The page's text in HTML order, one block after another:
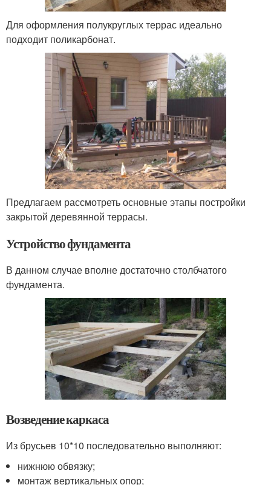
Для оформления полукруглых террас идеально
подходит поликарбонат.
Предлагаем рассмотреть основные этапы постройки
закрытой деревянной террасы.
Устройство фундамента
В данном случае вполне достаточно столбчатого
фундамента.
Возведение каркаса
Из брусьев 10*10 последовательно выполняют:
нижнюю обвязку;
монтаж вертикальных опор;